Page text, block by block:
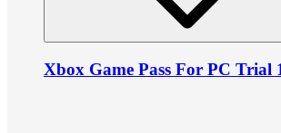
Xbox Game Pass For PC Trial